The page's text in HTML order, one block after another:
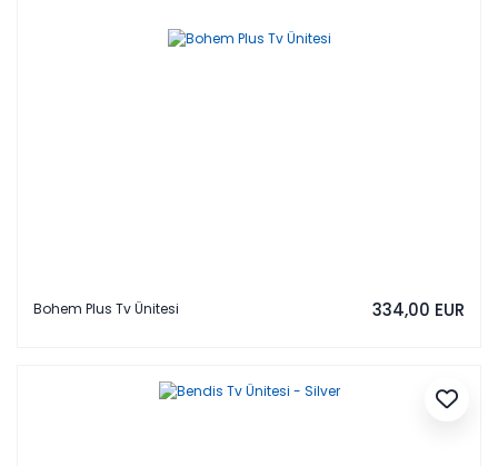
Bohem Plus Tv Ünitesi 334,00 EUR